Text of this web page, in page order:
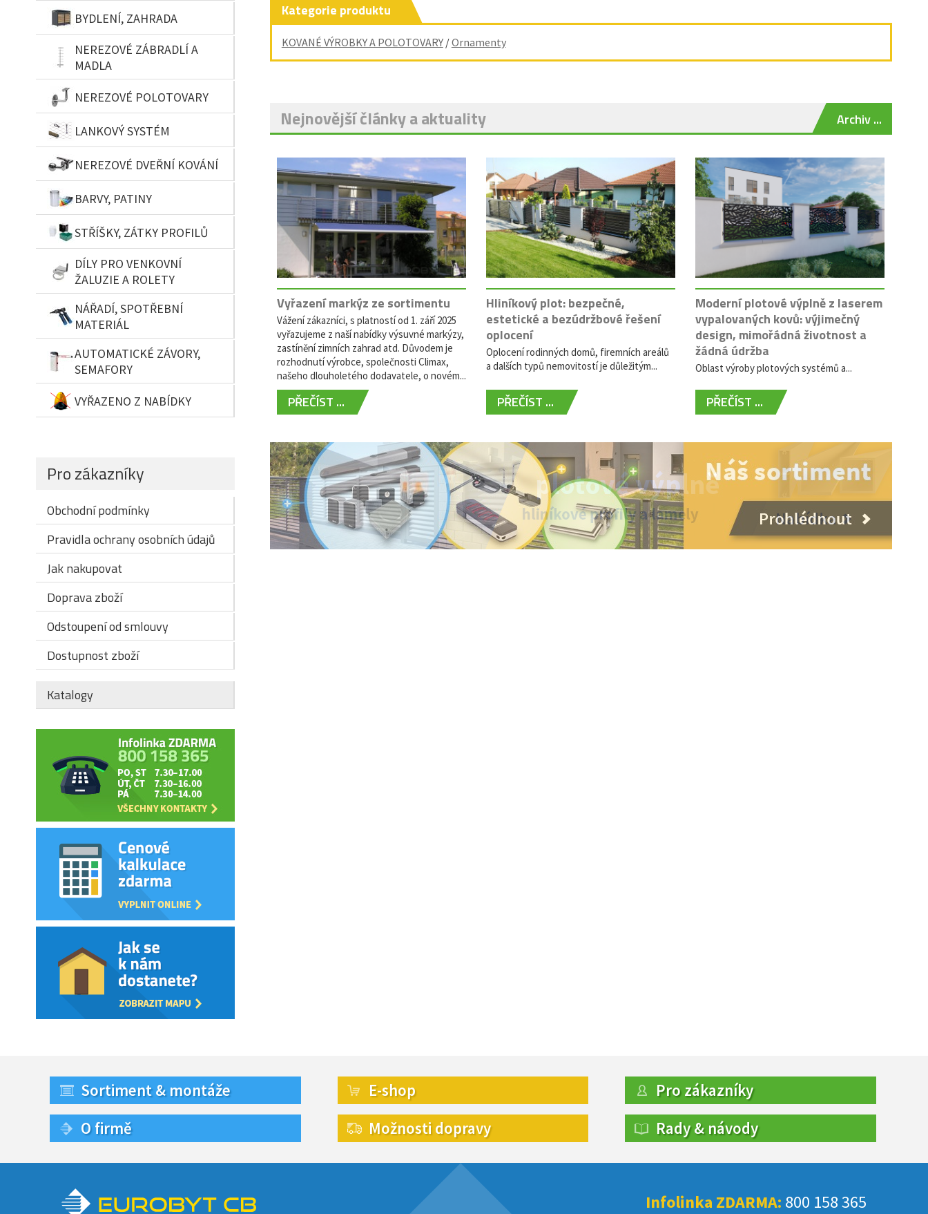
BYDLENÍ, ZAHRADA
NEREZOVÉ ZÁBRADLÍ A
MADLA
NEREZOVÉ POLOTOVARY
LANKOVÝ SYSTÉM
NEREZOVÉ DVEŘNÍ KOVÁNÍ
BARVY, PATINY
STŘÍŠKY, ZÁTKY PROFILŮ
DÍLY PRO VENKOVNÍ
ŽALUZIE A ROLETY
NÁŘADÍ, SPOTŘEBNÍ
MATERIÁL
AUTOMATICKÉ ZÁVORY,
SEMAFORY
VYŘAZENO Z NABÍDKY
Pro zákazníky
Obchodní podmínky
Pravidla ochrany osobních údajů
Jak nakupovat
Doprava zboží
Odstoupení od smlouvy
Dostupnost zboží
Katalogy
Kategorie produktu
KOVANÉ VÝROBKY A POLOTOVARY/Ornamenty
Nejnovější články a aktuality
Vyřazení markýz ze sortimentu
Vážení zákazníci, s platností od 1. září 2025
vyřazujeme z naší nabídky výsuvné markýzy,
zastínění zimních zahrad atd. Důvodem je
rozhodnutí výrobce, společnosti Climax,
našeho dlouholetého dodavatele, o novém...
PŘEČÍST ...
Hliníkový plot: bezpečné,
estetické a bezúdržbové řešení
oplocení
Oplocení rodinných domů, firemních areálů
a dalších typů nemovitostí je důležitým...
PŘEČÍST ...
Moderní plotové výplně z laserem
vypalovaných kovů: výjimečný
design, mimořádná životnost a
žádná údržba
Oblast výroby plotových systémů a...
PŘEČÍST ...
Archiv ...
Sortiment & montáže
O firmě
E-shop
Možnosti dopravy
Pro zákazníky
Rady & návody
Infolinka ZDARMA: 800 158 365